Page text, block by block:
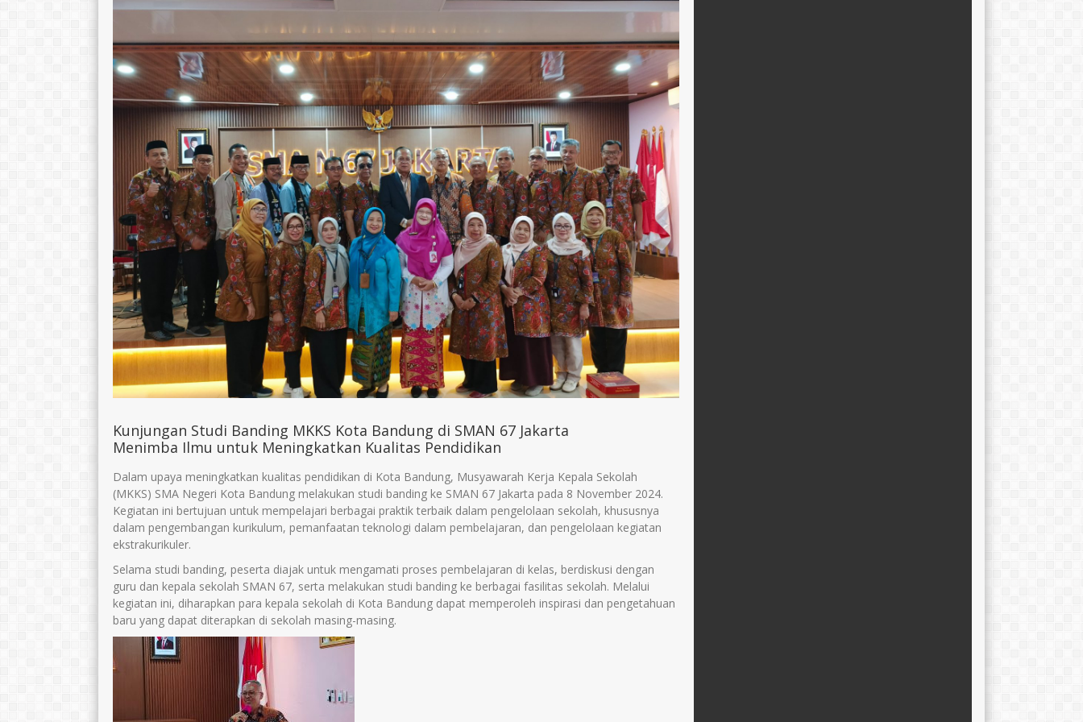
Kunjungan Studi Banding MKKS Kota Bandung di SMAN 67 Jakarta
Menimba Ilmu untuk Meningkatkan Kualitas Pendidikan
Dalam upaya meningkatkan kualitas pendidikan di Kota Bandung, Musyawarah Kerja Kepala Sekolah
(MKKS) SMA Negeri Kota Bandung melakukan studi banding ke SMAN 67 Jakarta pada 8 November 2024.
Kegiatan ini bertujuan untuk mempelajari berbagai praktik terbaik dalam pengelolaan sekolah, khususnya
dalam pengembangan kurikulum, pemanfaatan teknologi dalam pembelajaran, dan pengelolaan kegiatan
ekstrakurikuler.
Selama studi banding, peserta diajak untuk mengamati proses pembelajaran di kelas, berdiskusi dengan
guru dan kepala sekolah SMAN 67, serta melakukan studi banding ke berbagai fasilitas sekolah. Melalui
kegiatan ini, diharapkan para kepala sekolah di Kota Bandung dapat memperoleh inspirasi dan pengetahuan
baru yang dapat diterapkan di sekolah masing-masing.